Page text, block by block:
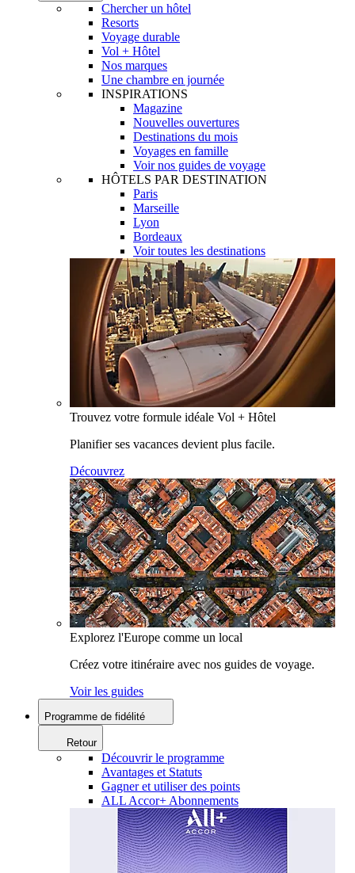
Chercher un hôtel
Resorts
Voyage durable
Vol + Hôtel
Nos marques
Une chambre en journée
INSPIRATIONS
Magazine
Nouvelles ouvertures
Destinations du mois
Voyages en famille
Voir nos guides de voyage
HÔTELS PAR DESTINATION
Paris
Marseille
Lyon
Bordeaux
Voir toutes les destinations
Trouvez votre formule idéale Vol + Hôtel
Planifier ses vacances devient plus facile.
Découvrez
Explorez l'Europe comme un local
Créez votre itinéraire avec nos guides de voyage.
Voir les guides
Programme de fidélité
Retour
Découvrir le programme
Avantages et Statuts
Gagner et utiliser des points
ALL Accor+ Abonnements